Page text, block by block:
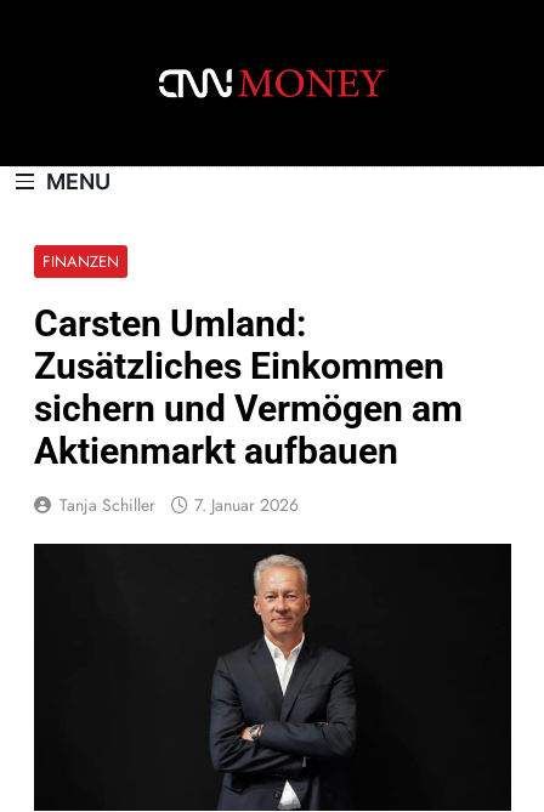
MENU
FINANZEN
Carsten Umland:
Zusätzliches Einkommen
sichern und Vermögen am
Aktienmarkt aufbauen
Tanja Schiller 7. Januar 2026